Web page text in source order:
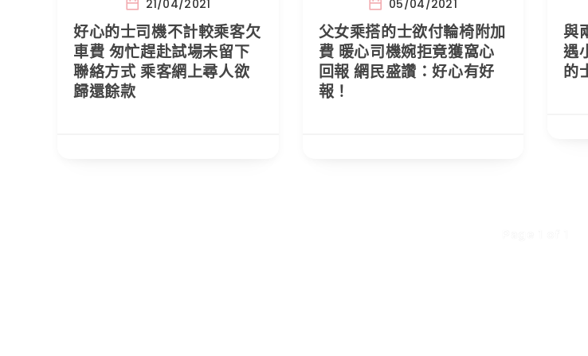
21/04/2021
好心的士司機不計較乘客欠
車費 匆忙趕赴試場未留下
聯絡方式 乘客網上尋人欲
歸還餘款
05/04/2021
父女乘搭的士欲付輪椅附加
費 暖心司機婉拒竟獲窩心
回報 網民盛讚：好心有好
報！
與
遇
的